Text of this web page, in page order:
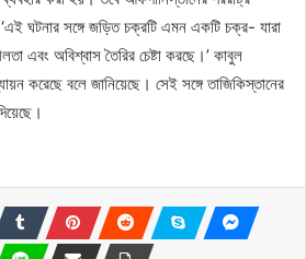
ঘটনার সঙ্গে জড়িত চক্রটি এমন একটি চক্র- যারা
এবং অবিশ্বাস তৈরির চেষ্টা করছে।’ কাবুল
করেছে বলে জানিয়েছে। সেই সঙ্গে তাজিকিস্তানের